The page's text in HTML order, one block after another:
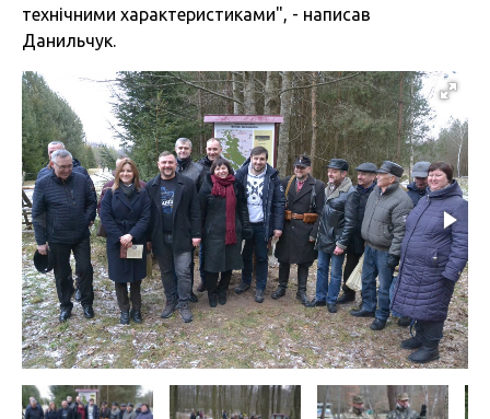
технічними характеристиками", - написав
Данильчук.